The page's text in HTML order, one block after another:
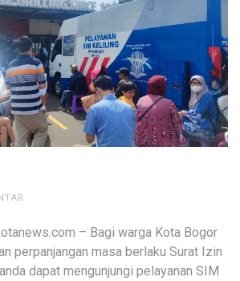
– Bagi warga Kota Bogor
perpanjangan masa berlaku Surat Izin
dapat mengunjungi pelayanan SIM